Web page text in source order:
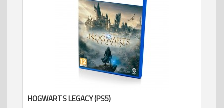
HOGWARTS LEGACY (PS5)